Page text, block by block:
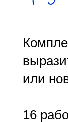
или
16